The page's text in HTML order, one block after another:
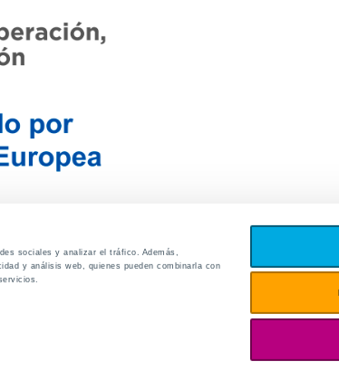
sociales y analizar el tráfico. Además,
y análisis web, quienes pueden combinarla con